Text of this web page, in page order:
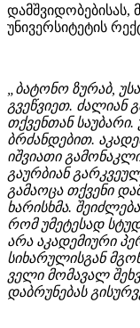
დამშვიდობებისას,
უნივერსიტეტის
„ბატონო ზურაბ,
გვეწვიეთ. ძალიან
თქვენთან
ბრძანდებით.
იშვიათი
გაურბიან
გამაოცა თქვენი
ხარისხმა.
რომ უმეტესად
არა აკადემიური
სიხარულისგან
ველი მომავალ
დაბრუნებას